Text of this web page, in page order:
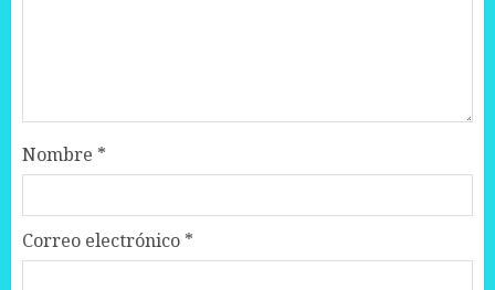
Nombre *
Correo electrónico *